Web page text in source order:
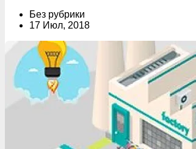
Без рубрики
17 Июл, 2018